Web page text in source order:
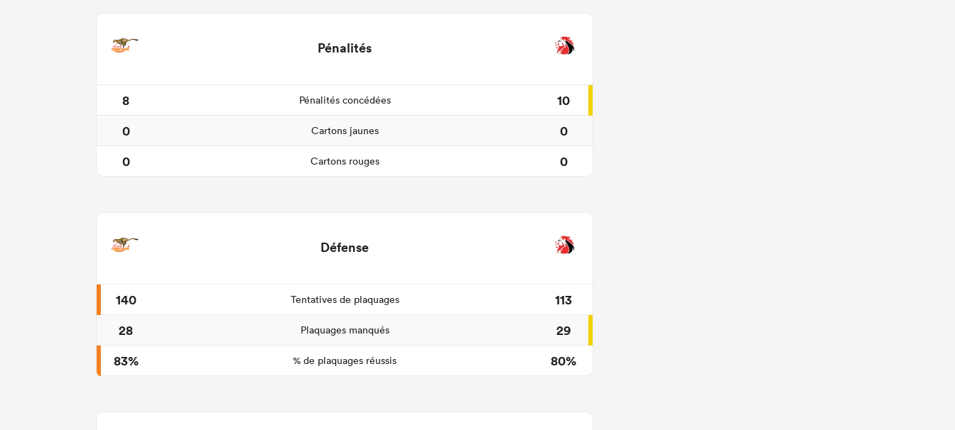
Pénalités
8 Pénalités concédées
10
0
Cartons jaunes
0
0
Cartons rouges 0
Défense
140 Tentatives de plaquages
113
28
Plaquages manqués
29
83%
% de plaquages réussis 80%